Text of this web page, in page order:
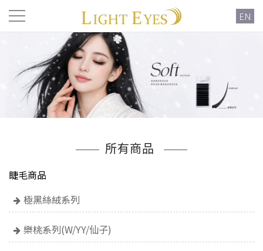
EN
所有商品
睫毛商品
極黑絲絨系列
樂桃系列(W/YY/仙子)